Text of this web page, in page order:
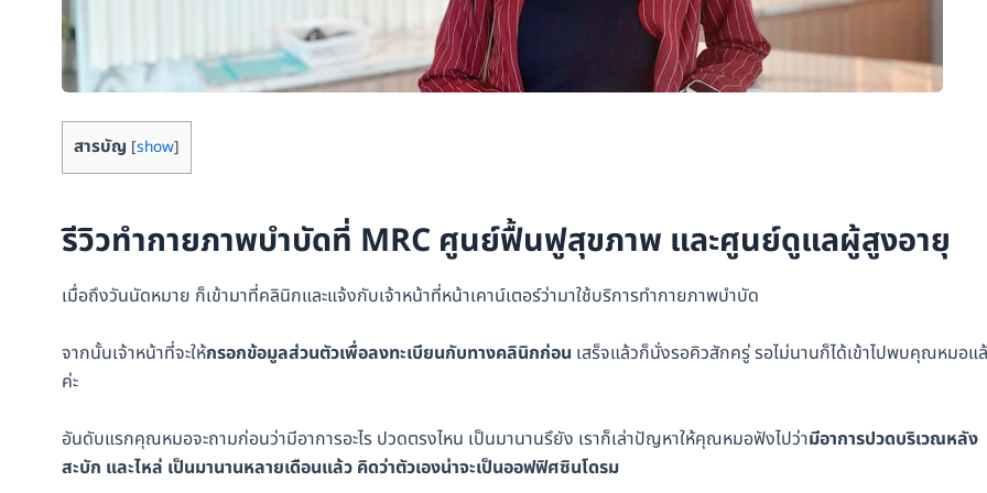
สารบัญ [show]
รีวิวทำกายภาพบำบัดที่ MRC ศูนย์ฟื้นฟูสุขภาพ และศูนย์ดูแลผู้สูงอายุ
เมื่อถึงวันนัดหมาย ก็เข้ามาที่คลินิกและแจ้งกับเจ้าหน้าที่หน้าเคาน์เตอร์ว่ามาใช้บริการทำกายภาพบำบัด
จากนั้นเจ้าหน้าที่จะให้กรอกข้อมูลส่วนตัวเพื่อลงทะเบียนกับทางคลินิกก่อน เสร็จแล้วก็นั่งรอคิวสักครู่ รอไม่นานก็ได้เข้าไปพบคุณหมอแ
ค่ะ
อันดับแรกคุณหมอจะถามก่อนว่ามีอาการอะไร ปวดตรงไหน เป็นมานานรึยัง เราก็เล่าปัญหาให้คุณหมอฟังไปว่ามีอาการปวดบริเวณหลัง
สะบัก และไหล่ เป็นมานานหลายเดือนแล้ว คิดว่าตัวเองน่าจะเป็นออฟฟิศซินโดรม